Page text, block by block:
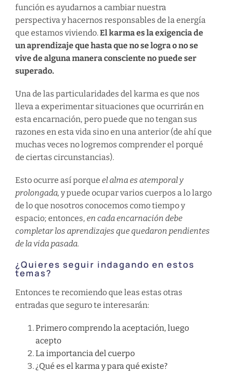
función es ayudarnos a cambiar nuestra
perspectiva y hacernos responsables de la energía
que estamos viviendo.El karma es la exigencia de
un aprendizaje que hasta que no se logra o no se
vive de alguna manera consciente no puede ser
superado.
Una de las particularidades del karma es que nos
lleva a experimentar situaciones que ocurrirán en
esta encarnación, pero puede que no tengan sus
razones en esta vida sino en una anterior (de ahí que
muchas veces no logremos comprender el porqué
de ciertas circunstancias).
Esto ocurre así porque el alma es atemporal y
prolongada, y puede ocupar varios cuerpos a lo largo
de lo que nosotros conocemos como tiempo y
espacio; entonces, en cada encarnación debe
completar los aprendizajes que quedaron pendientes
de la vida pasada.
¿Quieres seguir indagando en estos
temas?
Entonces te recomiendo que leas estas otras
entradas que seguro te interesarán:
Primero comprendo la aceptación, luego
acepto
La importancia del cuerpo
¿Qué es el karma y para qué existe?